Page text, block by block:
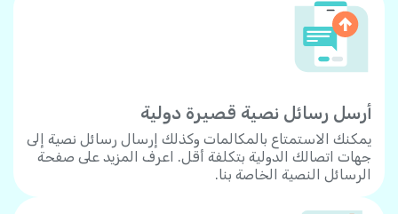
أرسل رسائل نصية قصيرة دولية
يمكنك الاستمتاع بالمكالمات وكذلك إرسال رسائل نصية إلى
جهات اتصالك الدولية بتكلفة أقل. اعرف المزيد على صفحة
الرسائل النصية الخاصة بنا.